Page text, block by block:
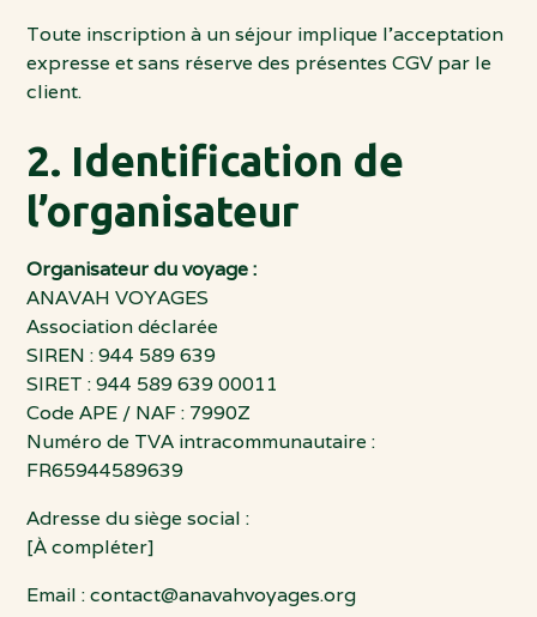
Toute inscription à un séjour implique l’acceptation
expresse et sans réserve des présentes CGV par le
client.
2. Identification de
l’organisateur
Organisateur du voyage :
ANAVAH VOYAGES
Association déclarée
SIREN : 944 589 639
SIRET : 944 589 639 00011
Code APE / NAF : 7990Z
Numéro de TVA intracommunautaire :
FR65944589639
Adresse du siège social :
[À compléter]
Email :contact@anavahvoyages.org